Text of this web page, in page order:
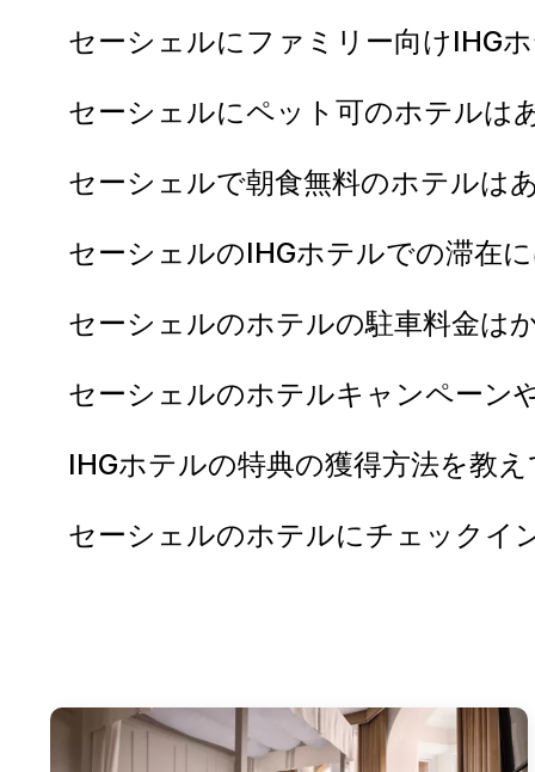
セーシェルにファミリー向けIHG
セーシェルにペット可のホテルは
セーシェルで朝食無料のホテルは
セーシェルのIHGホテルでの滞在
セーシェルのホテルの駐車料金は
セーシェルのホテルキャンペーン
IHGホテルの特典の獲得方法を教
セーシェルのホテルにチェックイ